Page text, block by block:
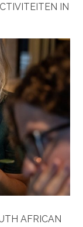
IN
AFRICAN